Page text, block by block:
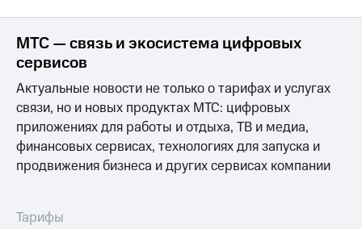
МТС — связь и экосистема цифровых
сервисов
Актуальные новости не только о тарифах и услугах
связи, но и новых продуктах МТС: цифровых
приложениях для работы и отдыха, ТВ и медиа,
финансовых сервисах, технологиях для запуска и
продвижения бизнеса и других сервисах компании
Тарифы